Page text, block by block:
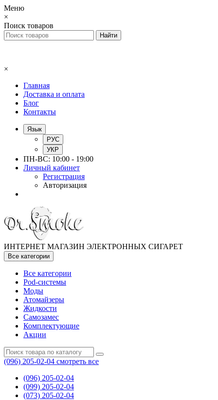
Меню
×
Поиск товаров
×
Главная
Доставка и оплата
Блог
Контакты
Язык
РУС
УКР
ПН-ВС: 10:00 - 19:00
Личный кабинет
Регистрация
Авторизация
ИНТЕРНЕТ МАГАЗИН ЭЛЕКТРОННЫХ СИГАРЕТ
Все категории
Все категории
Pod-системы
Моды
Атомайзеры
Жидкости
Самозамес
Комплектующие
Акции
(096) 205-02-04 смотреть все
(096) 205-02-04
(099) 205-02-04
(073) 205-02-04